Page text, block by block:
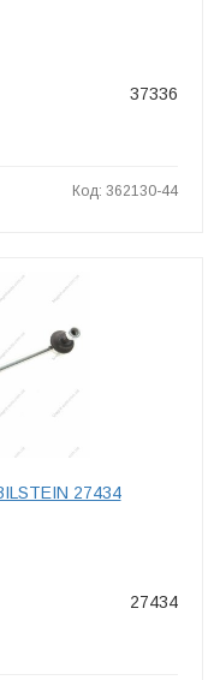
37336
Код: 362130-44
27434
27434